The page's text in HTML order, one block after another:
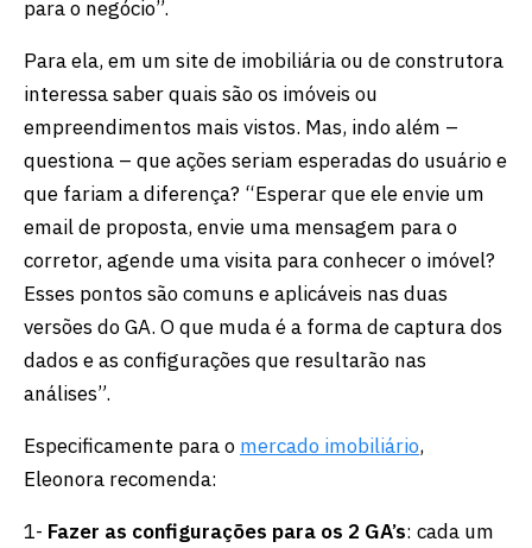
para o negócio”.
Para ela, em um site de imobiliária ou de construtora
interessa saber quais são os imóveis ou
empreendimentos mais vistos. Mas, indo além –
questiona – que ações seriam esperadas do usuário e
que fariam a diferença? “Esperar que ele envie um
email de proposta, envie uma mensagem para o
corretor, agende uma visita para conhecer o imóvel?
Esses pontos são comuns e aplicáveis nas duas
versões do GA. O que muda é a forma de captura dos
dados e as configurações que resultarão nas
análises”.
Especificamente para o mercado imobiliário,
Eleonora recomenda:
1- Fazer as configurações para os 2 GA’s: cada um